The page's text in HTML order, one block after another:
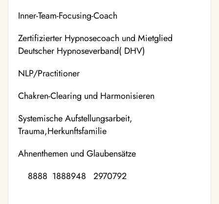
Inner-Team-Focusing-Coach
Zertifizierter Hypnosecoach und Mietglied
Deutscher Hypnoseverband( DHV)
NLP/Practitioner
Chakren-Clearing und Harmonisieren
Systemische Aufstellungsarbeit,
Trauma,Herkunftsfamilie
Ahnenthemen und Glaubensätze
8888 1888948 2970792